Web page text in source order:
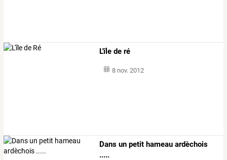
L'île de ré
8 nov. 2012
Dans un petit hameau ardèchois
.....